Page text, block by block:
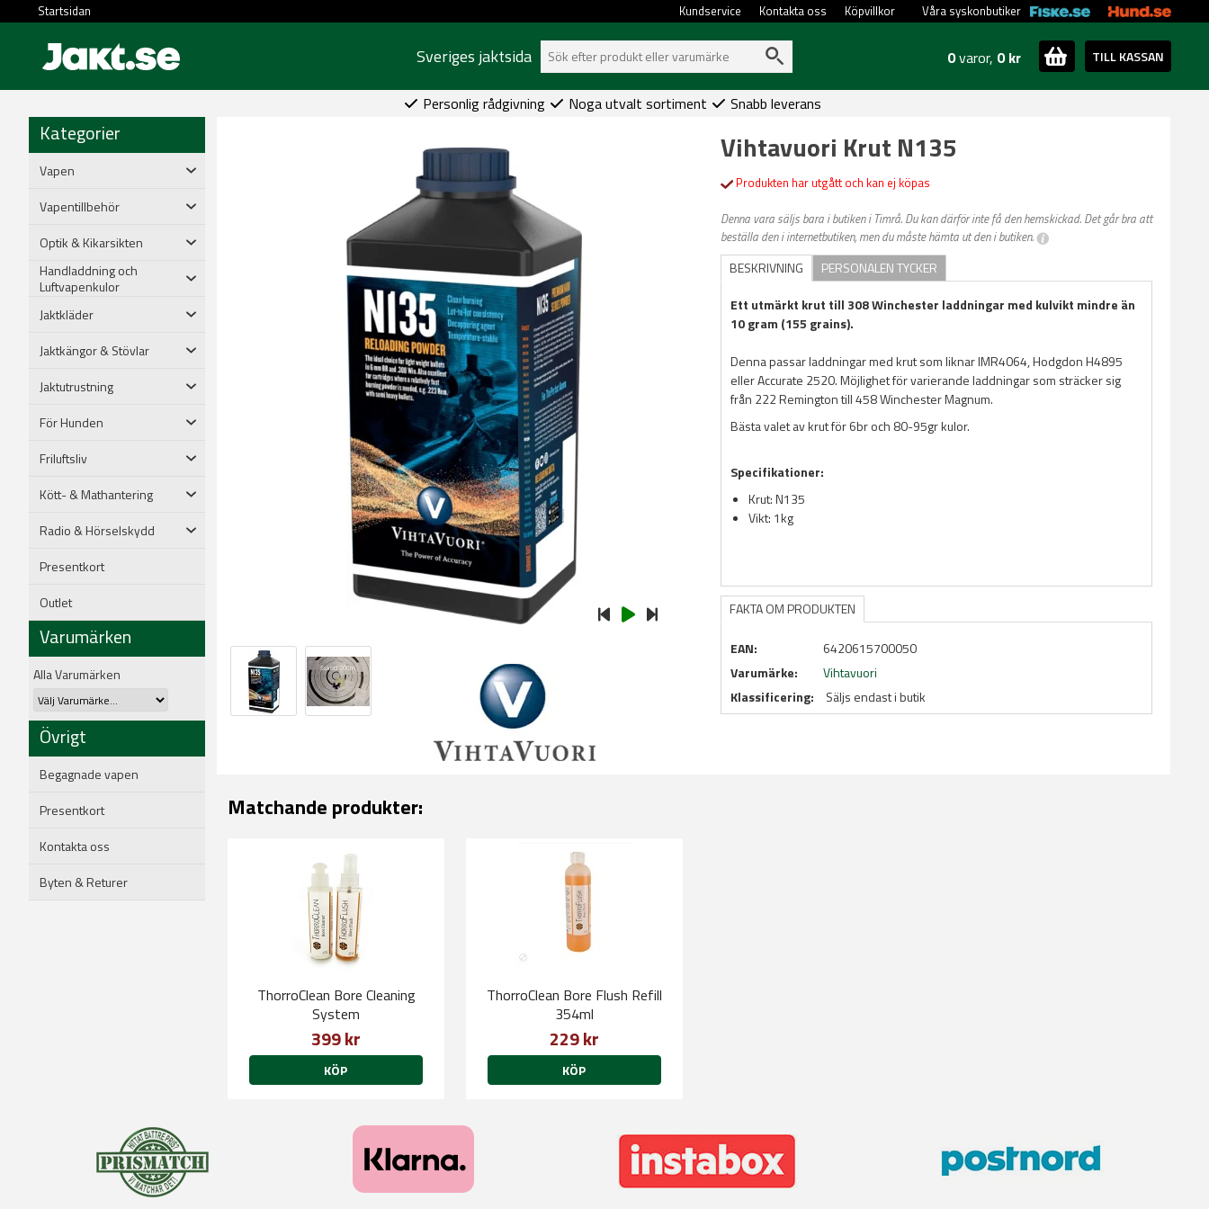
Startsidan Våra syskonbutiker
Köpvillkor
Kontakta oss
Kundservice
Sveriges jaktsida 0varor, 0 kr TILL KASSAN
Personlig rådgivning Noga utvalt sortiment Snabb leverans
Kategorier
Vapen
Vapentillbehör
Optik & Kikarsikten
Handladdning och
Luftvapenkulor
Jaktkläder
Jaktkängor & Stövlar
Jaktutrustning
För Hunden
Friluftsliv
Kött- & Mathantering
Radio & Hörselskydd
Presentkort
Outlet
Varumärken
Alla Varumärken
Övrigt
Begagnade vapen
Presentkort
Kontakta oss
Byten & Returer
Vihtavuori Krut N135
Produkten har utgått och kan ej köpas
Denna vara säljs bara i butiken i Timrå. Du kan därför inte få den hemskickad. Det går bra att
beställa den i internetbutiken, men du måste hämta ut den i butiken.
BESKRIVNING
PERSONALEN TYCKER
Ett utmärkt krut till 308 Winchester laddningar med kulvikt mindre än
10 gram (155 grains).
Denna passar laddningar med krut som liknar IMR4064, Hodgdon H4895
eller Accurate 2520. Möjlighet för varierande laddningar som sträcker sig
från 222 Remington till 458 Winchester Magnum.
Bästa valet av krut för 6br och 80-95gr kulor.
Specifikationer:
Krut: N135
Vikt: 1kg
FAKTA OM PRODUKTEN
EAN:
6420615700050
Varumärke:
Vihtavuori
Klassificering:
Säljs endast i butik
Matchande produkter:
ThorroClean Bore Cleaning
System
399 kr
KÖP
ThorroClean Bore Flush Refill
354ml
229 kr
KÖP